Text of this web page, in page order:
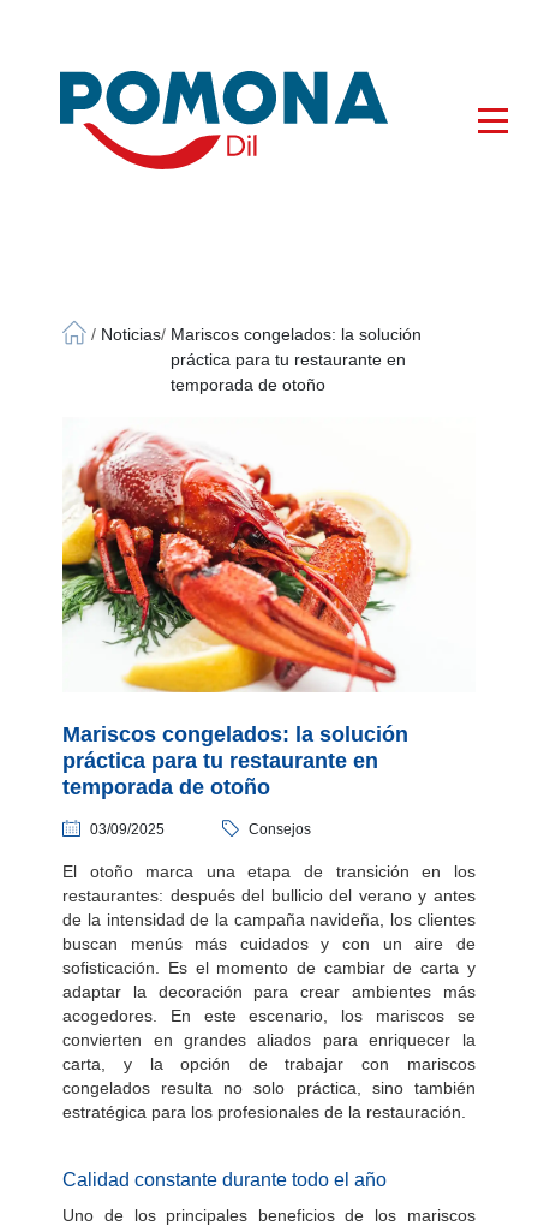
/ Noticias/ Mariscos congelados: la solución
práctica para tu restaurante en
temporada de otoño
Mariscos congelados: la solución
práctica para tu restaurante en
temporada de otoño
03/09/2025 Consejos
El otoño marca una etapa de transición en los
restaurantes: después del bullicio del verano y antes
de la intensidad de la campaña navideña, los clientes
buscan menús más cuidados y con un aire de
sofisticación. Es el momento de cambiar de carta y
adaptar la decoración para crear ambientes más
acogedores. En este escenario, los mariscos se
convierten en grandes aliados para enriquecer la
carta, y la opción de trabajar con mariscos
congelados resulta no solo práctica, sino también
estratégica para los profesionales de la restauración.
Calidad constante durante todo el año
Uno de los principales beneficios de los mariscos